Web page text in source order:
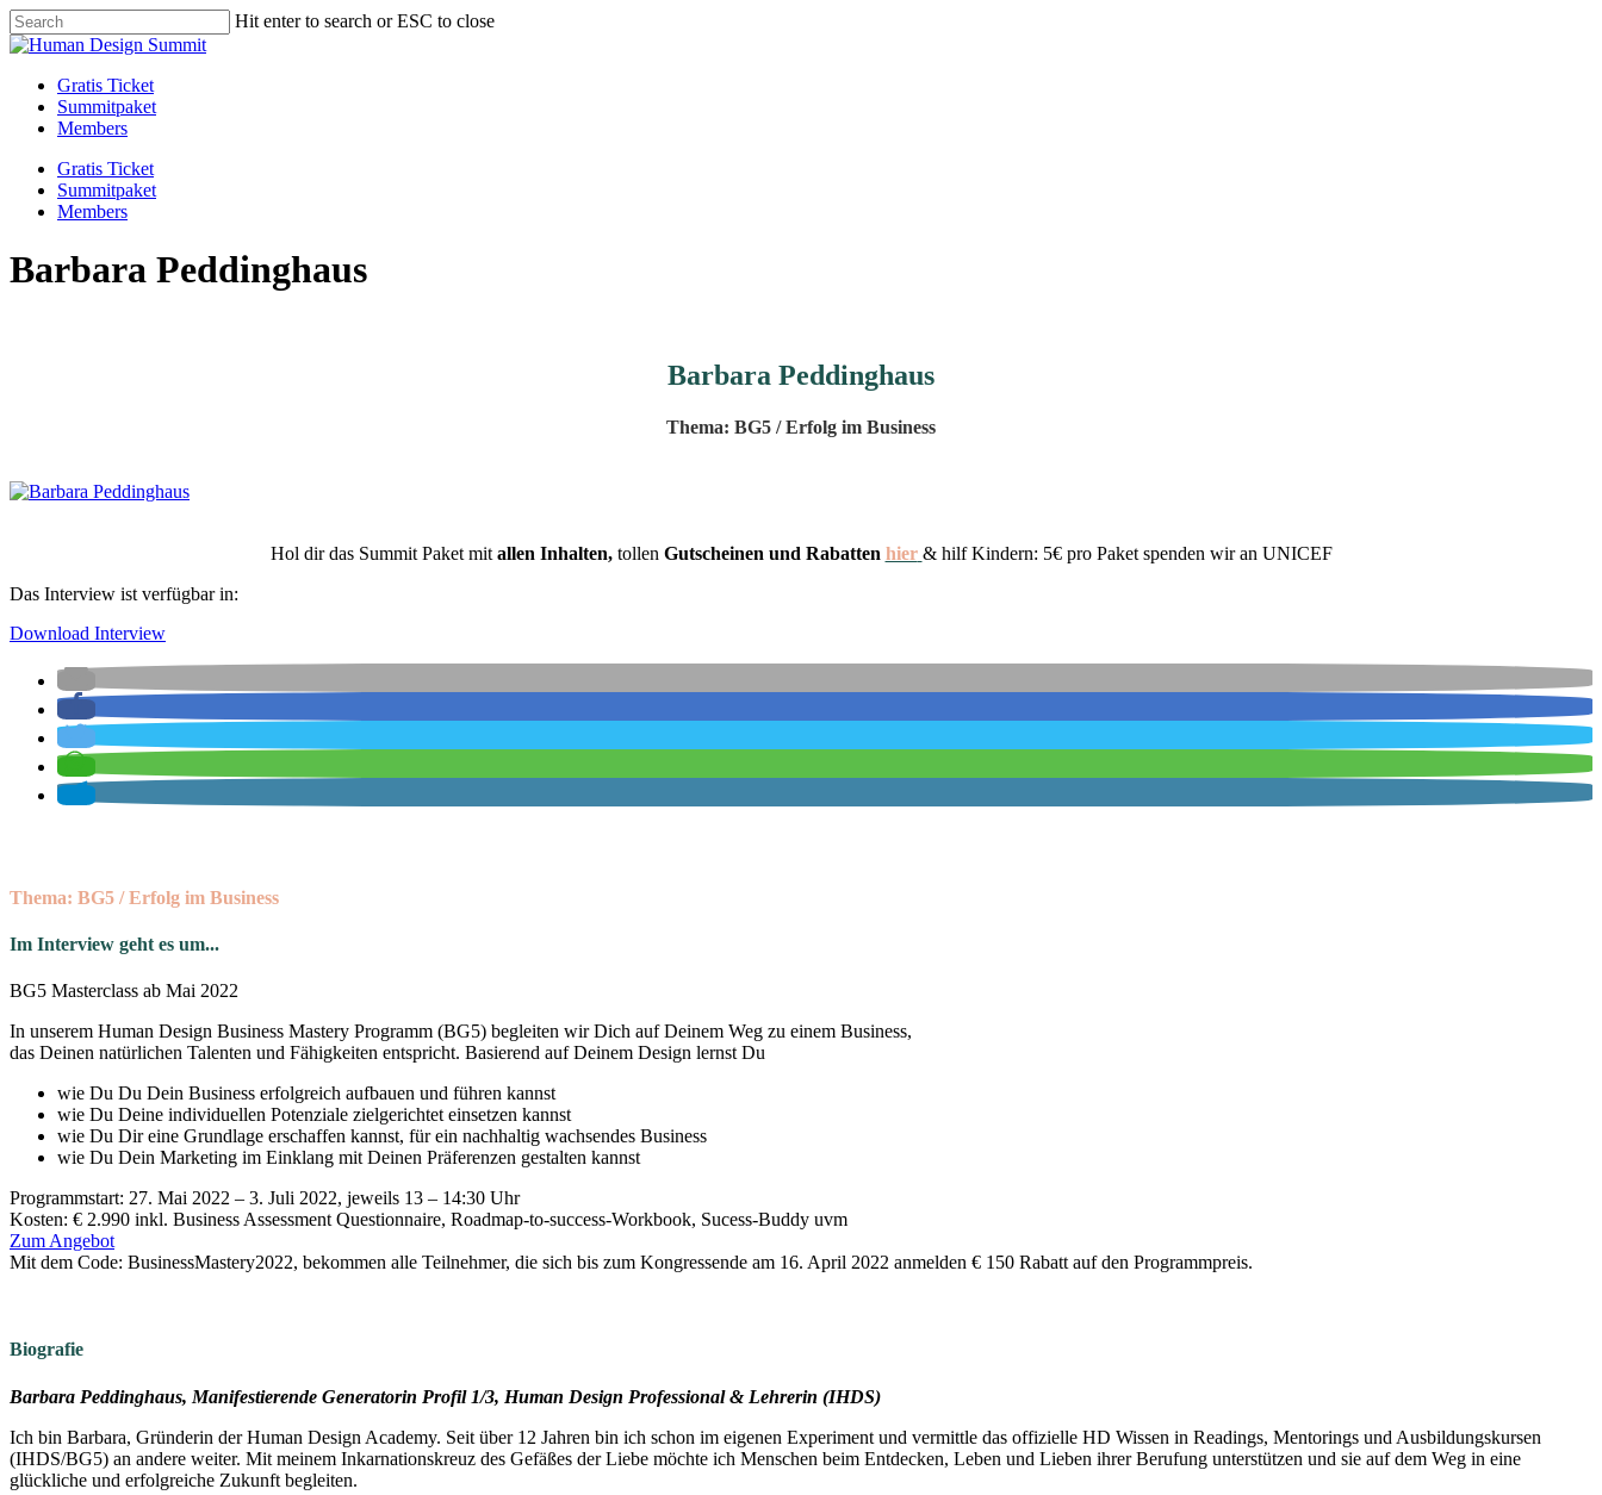
Skip
to
content
Hit enter to search or ESC to close
Close
Menu
Gratis Ticket
Summitpaket
Members
Gratis Ticket
Summitpaket
Members
Barbara Peddinghaus
Barbara Peddinghaus
Thema: BG5 / Erfolg im Business
Hol dir das Summit Paket mit allen Inhalten, tollen Gutscheinen und Rabatten hier & hilf Kindern: 5€ pro Paket spenden wir an UNICEF
Das Interview ist verfügbar in:
Download Interview
Thema: BG5 / Erfolg im Business
Im Interview geht es um...
BG5 Masterclass ab Mai 2022
In unserem Human Design Business Mastery Programm (BG5) begleiten wir Dich auf Deinem Weg zu einem Business,
das Deinen natürlichen Talenten und Fähigkeiten entspricht. Basierend auf Deinem Design lernst Du
wie Du Du Dein Business erfolgreich aufbauen und führen kannst
wie Du Deine individuellen Potenziale zielgerichtet einsetzen kannst
wie Du Dir eine Grundlage erschaffen kannst, für ein nachhaltig wachsendes Business
wie Du Dein Marketing im Einklang mit Deinen Präferenzen gestalten kannst
Programmstart: 27. Mai 2022 – 3. Juli 2022, jeweils 13 – 14:30 Uhr
Kosten: € 2.990 inkl. Business Assessment Questionnaire, Roadmap-to-success-Workbook, Sucess-Buddy uvm
Zum Angebot
Mit dem Code: BusinessMastery2022, bekommen alle Teilnehmer, die sich bis zum Kongressende am 16. April 2022 anmelden € 150 Rabatt auf den Programmpreis.
Biografie
Barbara Peddinghaus, Manifestierende Generatorin Profil 1/3, Human Design Professional & Lehrerin (IHDS)
Ich bin Barbara, Gründerin der Human Design Academy. Seit über 12 Jahren bin ich schon im eigenen Experiment und vermittle das offizielle HD Wissen in Readings, Mentorings und Ausbildungskursen
(IHDS/BG5) an andere weiter. Mit meinem Inkarnationskreuz des Gefäßes der Liebe möchte ich Menschen beim Entdecken, Leben und Lieben ihrer Berufung unterstützen und sie auf dem Weg in eine
glückliche und erfolgreiche Zukunft begleiten.